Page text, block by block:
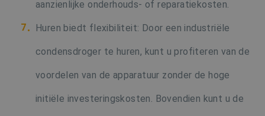
aanzienlijke onderhouds- of reparatiekosten.
Huren biedt flexibiliteit: Door een industriële
condensdroger te huren, kunt u profiteren van de
voordelen van de apparatuur zonder de hoge
initiële investeringskosten. Bovendien kunt u de